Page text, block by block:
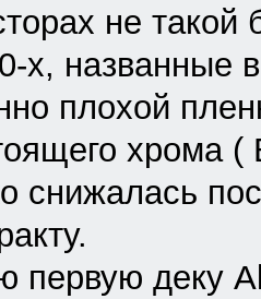
не
х, названные
плохой
хрома (
снижалась
первую деку